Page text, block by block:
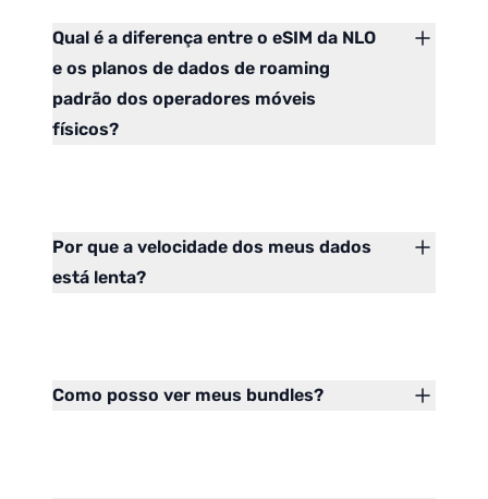
Qual é a diferença entre o eSIM da NLO
e os planos de dados de roaming
padrão dos operadores móveis
físicos?
Por que a velocidade dos meus dados
está lenta?
Como posso ver meus bundles?